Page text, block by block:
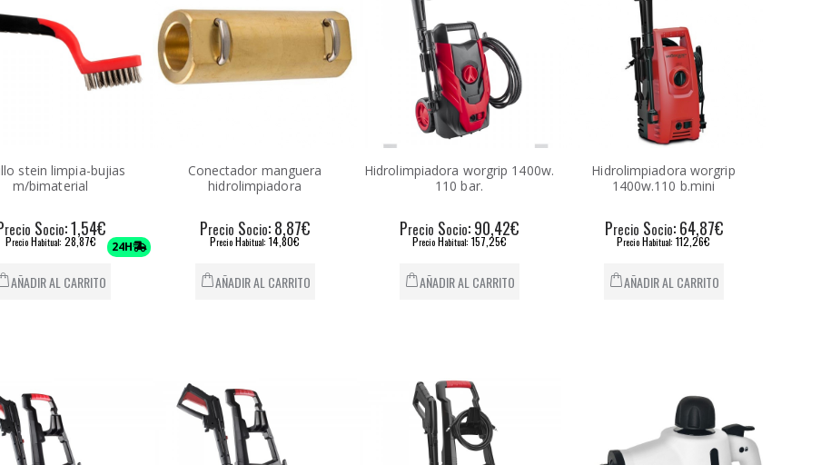
24H
stein limpia-bujias
m/bimaterial
recio Socio: 1,54€
PrecioHabitual: 28,87€
AÑADIR AL CARRITO
Conectador manguera
hidrolimpiadora
Precio Socio: 8,87€
Precio Habitual: 14,80€
AÑADIR AL CARRITO
Hidrolimpiadora worgrip 1400w.
110 bar.
Precio Socio: 90,42€
PrecioHabitual: 157,25€
AÑADIR AL CARRITO
Hidrolimpiadora worgrip
1400w.110 b.mini
Precio Socio: 64,87€
Precio Habitual: 112,26€
AÑADIR AL CARRITO